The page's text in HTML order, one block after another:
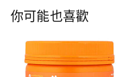
你可能也喜歡